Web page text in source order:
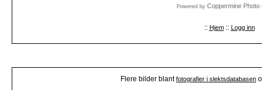
Powered by Coppermine Photo
:: Hjem:: Logg inn
Flere bilder blantfotografier i slektsdatabasen